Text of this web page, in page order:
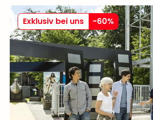
Exklusiv bei uns -60%